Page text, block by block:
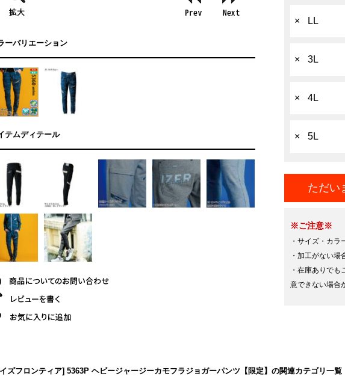
× LL
× 3L
× 4L
× 5L
ただい
※ご注意※
・サイズ・カラ
・加工がない場
・在庫ありでも
意できない場合
ーバリエーション
テムディテール
ズフロンティア] 5363P ヘビージャージーカモフラジョガーパンツ【限定】の関連カテゴリ一覧